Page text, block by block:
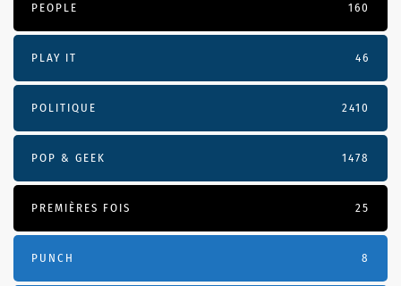
PEOPLE 160
PLAY IT 46
POLITIQUE 2410
POP & GEEK 1478
PREMIÈRES FOIS 25
PUNCH 8